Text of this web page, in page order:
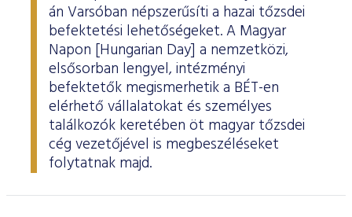
ESG Útmutató
án Varsóban népszerűsíti a hazai tőzsdei
befektetési lehetőségeket. A Magyar
Napon [Hungarian Day] a nemzetközi,
elsősorban lengyel, intézményi
befektetők megismerhetik a BÉT-en
elérhető vállalatokat és személyes
találkozók keretében öt magyar tőzsdei
cég vezetőjével is megbeszéléseket
folytatnak majd.